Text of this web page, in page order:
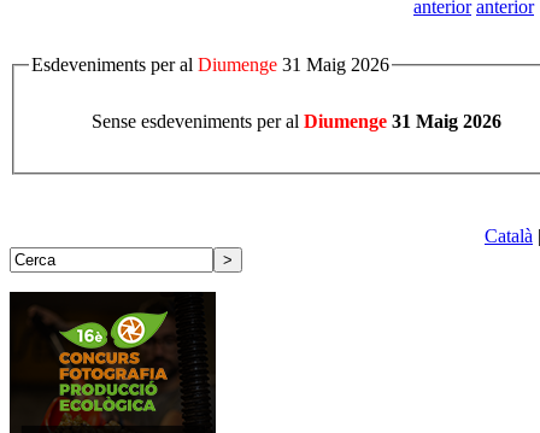
Esdeveniments per al Diumenge 31 Maig 2026
Sense esdeveniments per al Diumenge 31 Maig 2026
Català